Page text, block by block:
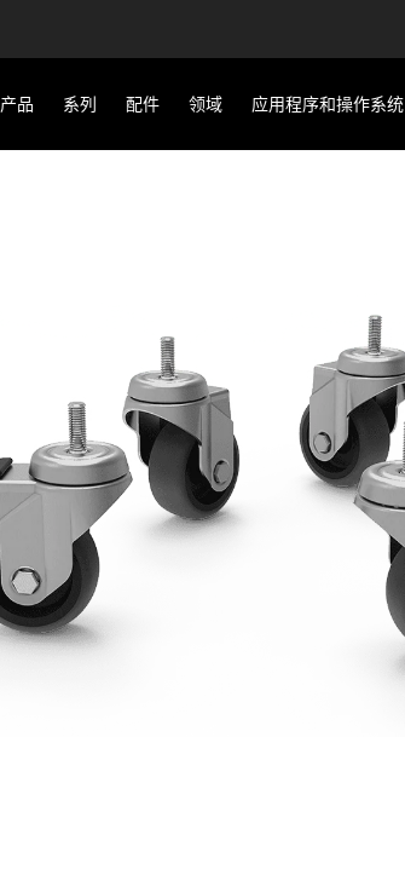
产品 系列 配件 领域 应用程序和操作系统